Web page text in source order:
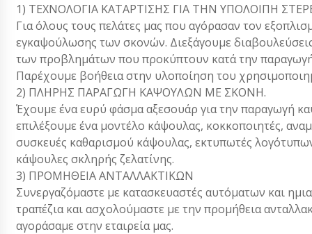
1) ΤΕΧΝΟΛΟΓΙΑ ΚΑΤΑΡΤΙΣΗΣ ΓΙΑ ΤΗΝ ΥΠΟΛΟΙΠΗ
Για όλους τους πελάτες μας που αγόρασαν τον
εγκαψούλωσης των σκονών. Διεξάγουμε
των προβλημάτων που προκύπτουν κατά την
Παρέχουμε βοήθεια στην υλοποίηση του
2) ΠΛΗΡΗΣ ΠΑΡΑΓΩΓΗ ΚΑΨΟΥΛΩΝ ΜΕ ΣΚΟΝΗ.
Έχουμε ένα ευρύ φάσμα αξεσουάρ για την παραγωγή
επιλέξουμε ένα μοντέλο κάψουλας, κοκκοποιητές,
συσκευές καθαρισμού κάψουλας, εκτυπωτές
κάψουλες σκληρής ζελατίνης.
3) ΠΡΟΜΗΘΕΙΑ ΑΝΤΑΛΛΑΚΤΙΚΩΝ
Συνεργαζόμαστε με κατασκευαστές αυτόματων και
τραπέζια και ασχολούμαστε με την προμήθεια
αγοράσαμε στην εταιρεία μας.